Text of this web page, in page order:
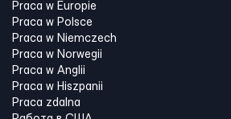
Praca w Europie
Praca w Polsce
Praca w Niemczech
Praca w Norwegii
Praca w Anglii
Praca w Hiszpanii
Praca zdalna